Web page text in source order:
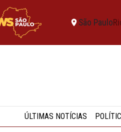
São Paulo
ÚLTIMAS NOTÍCIAS